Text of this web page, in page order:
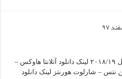
خلاصه بازی های لیگ NBA فصل ۲۰۱۸/۱۹ لینک دانلود آتلانتا هاوکس –
نتس – شارلوت هورنتز لینک دانلود